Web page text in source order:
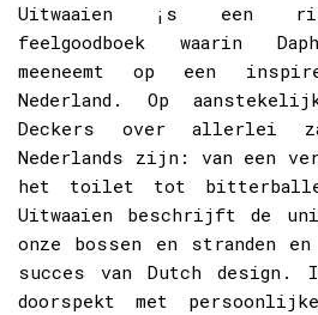
Uitwaaien ¡s een
feelgoodboek waarin
meeneemt op een
Nederland. Op
Deckers over allerlei
Nederlands zijn: van een
het toilet tot
Uitwaaien beschrijft de
onze bossen en stranden
succes van Dutch design.
doorspekt met